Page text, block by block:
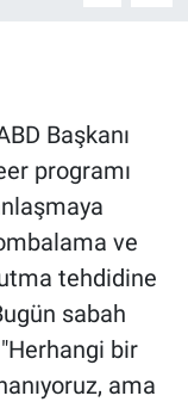
Başkanı
programı
ve
tehdidine
sabah
bir
ama